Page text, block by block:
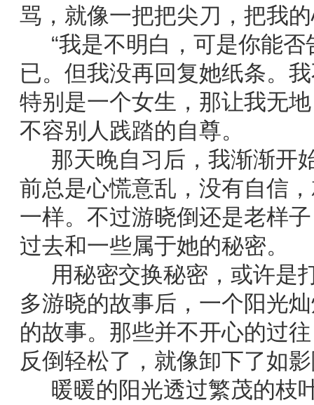
骂，就像一把把尖刀，把我
“我是不明白，可是你能否
已。但我没再回复她纸条。
特别是一个女生，那让我无
不容别人践踏的自尊。
那天晚自习后，我渐渐开
前总是心慌意乱，没有自信
一样。不过游晓倒还是老样
过去和一些属于她的秘密。
用秘密交换秘密，或许是
多游晓的故事后，一个阳光
的故事。那些并不开心的过
反倒轻松了，就像卸下了如
暖暖的阳光透过繁茂的枝